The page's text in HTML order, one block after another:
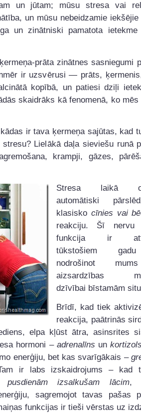
un jūtam; mūsu stresa vai
un mūsu nebeidzamie
un zinātniski pamatota ietekme
prāta zinātnes sasniegumi
ir uzsvērusi — prāts,
kopībā, un patiesi dziļi
skaidrāks kā fenomenā, ko
ir tava ķermeņa sajūtas, kad
Lielākā daļa sieviešu runā
krampji, gāzes,
Stresa laikā
automātiski
klasisko cīnies vai
reakciju. Šī nervu
funkcija ir
tūkstošiem
nodrošinot
aizsardzības
dzīvībai bīstamām
Brīdī, kad tiek
reakcija, paātrinās
elpa kļūst ātra, asinsrites
hormoni – adrenalīns un
enerģiju, bet kas svarīgākais –
ir labs izskaidrojums – kad
izsalkušam lācim,
sagremojot tavas pašas
funkcijas ir tieši vērstas uz